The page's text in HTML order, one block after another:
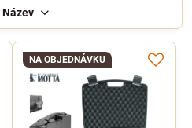
Název
NA OBJEDNÁVKU